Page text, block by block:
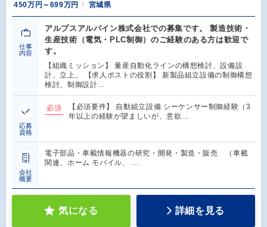
450万円～699万円 宮城県
仕事
内容
アルプスアルパイン株式会社での募集です。 製造技術・
生産技術（電気・PLC制御）のご経験のある方は歓迎で
す。
【組織ミッション】 量産自動化ラインの構想検討、設備設
計、立上。 【求人ポストの役割】 新製品組立設備の制御構想
検討、制御設計…
応募
資格
必須
【必須要件】 自動組立設備 シーケンサー制御経験（3
年以上の経験が望ましいが、意欲…
会社
概要
電子部品・車載情報機器の研究・開発・製造・販売 （車載
関連、ホーム モバイル、 …
気になる 詳細を見る